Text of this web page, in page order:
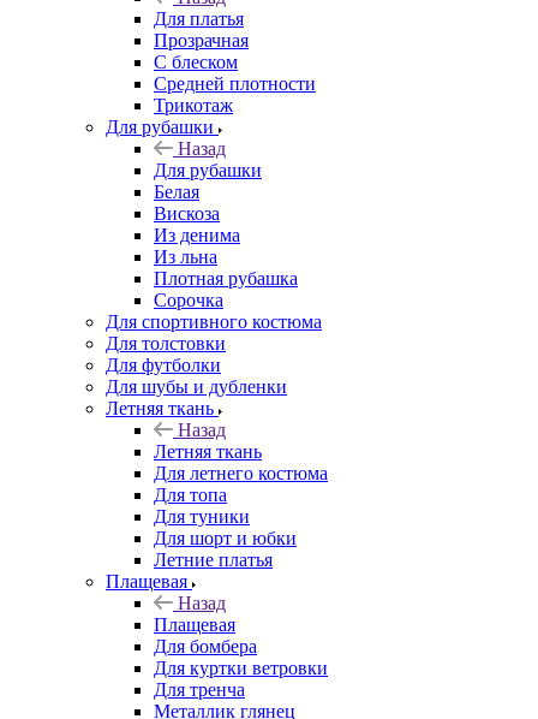
Для платья
Прозрачная
С блеском
Средней плотности
Трикотаж
Для рубашки
Назад
Для рубашки
Белая
Вискоза
Из денима
Из льна
Плотная рубашка
Сорочка
Для спортивного костюма
Для толстовки
Для футболки
Для шубы и дубленки
Летняя ткань
Назад
Летняя ткань
Для летнего костюма
Для топа
Для туники
Для шорт и юбки
Летние платья
Плащевая
Назад
Плащевая
Для бомбера
Для куртки ветровки
Для тренча
Металлик глянец